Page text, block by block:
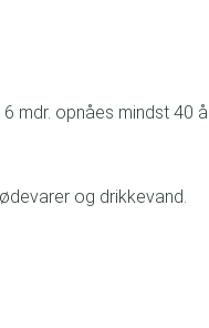
mdr. opnåes mindst
og drikkevand.